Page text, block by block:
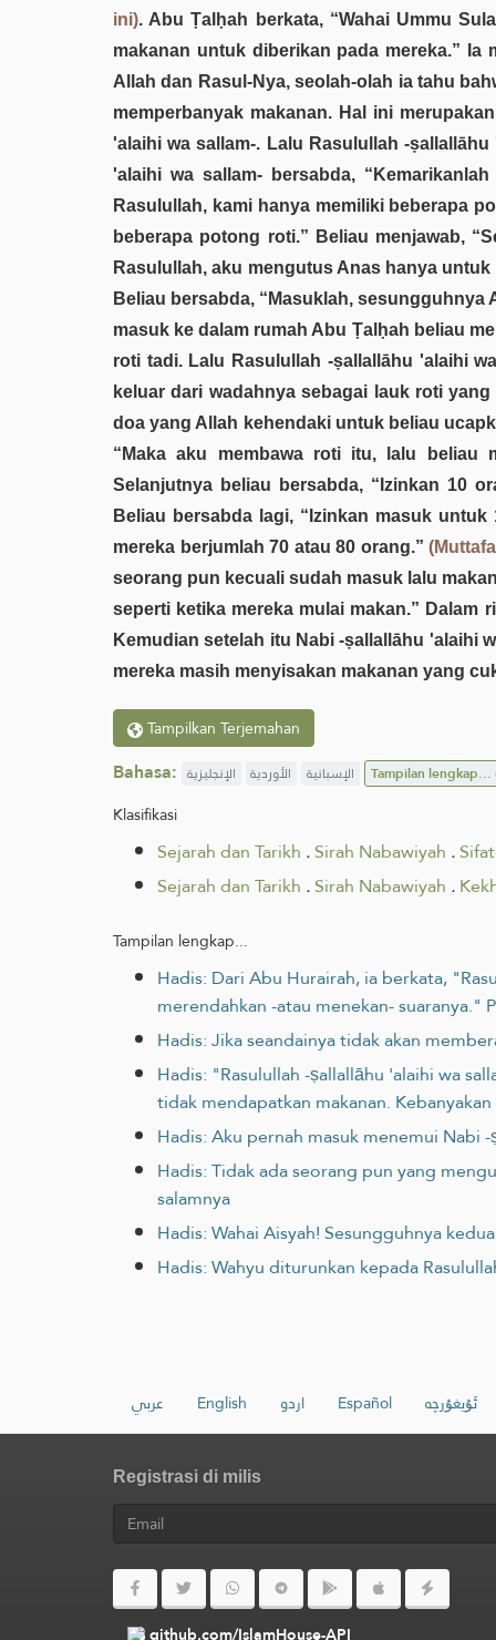
ini). Abu Ṭalḥah berkata, “Wahai Ummu
makanan untuk diberikan pada mereka.” Ia
Allah dan Rasul-Nya, seolah-olah ia tahu
memperbanyak makanan. Hal ini
'alaihi wa sallam-. Lalu Rasulullah -
'alaihi wa sallam- bersabda,
Rasulullah, kami hanya memiliki beberapa
beberapa potong roti.” Beliau menjawab,
Rasulullah, aku mengutus Anas hanya
Beliau bersabda, “Masuklah,
masuk ke dalam rumah Abu Ṭalḥah beliau
roti tadi. Lalu Rasulullah -ṣallallāhu 'alaihi
keluar dari wadahnya sebagai lauk roti
doa yang Allah kehendaki untuk beliau
“Maka aku membawa roti itu, lalu beliau
Selanjutnya beliau bersabda, “Izinkan 10
Beliau bersabda lagi, “Izinkan masuk
mereka berjumlah 70 atau 80 orang.”
seorang pun kecuali sudah masuk lalu
seperti ketika mereka mulai makan.” Dalam
Kemudian setelah itu Nabi -ṣallallāhu 'alaihi
mereka masih menyisakan makanan yang
Tampilkan Terjemahan
Bahasa: الإنجليزية الأوردية الإسبانية Tampilan lengkap...
Klasifikasi
Sejarah dan Tarikh .Sirah Nabawiyah .
Sejarah dan Tarikh .Sirah Nabawiyah .
Tampilan lengkap...
Hadis: Dari Abu Hurairah, ia berkata,
merendahkan -atau menekan- suaranya."
Hadis: Jika seandainya tidak akan
Hadis: "Rasulullah -ṣallallāhu 'alaihi wa
tidak mendapatkan makanan.
Hadis: Aku pernah masuk menemui Nabi
Hadis: Tidak ada seorang pun yang
salamnya
Hadis: Wahai Aisyah! Sesungguhnya
عربي English اردو Español ئۇيغۇرچە
Registrasi di milis
github.com/IslamHouse-API